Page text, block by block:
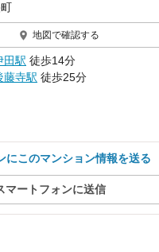
地図で確認する
田駅 徒歩14分
藤寺駅 徒歩25分
にこのマンション情報を送る
マートフォンに送信